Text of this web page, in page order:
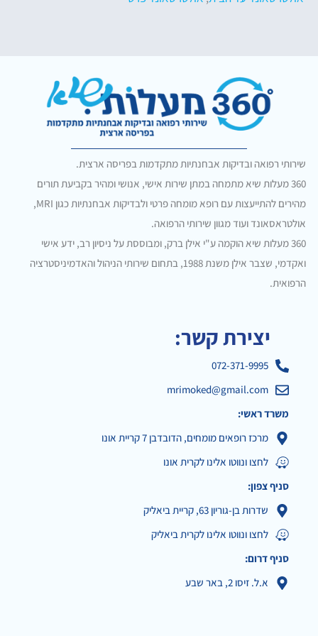
שירותי רפואה ובדיקות אבחנתיות מתקדמות בפריסה ארצית.
360 מעלות שיא מתמחה במתן שירות אישי, אנושי ומהיר בקביעת תורים
מהירים להתייעצות עם רופא מומחה פרטי ולבדיקות אבחנתיות כגון MRI,
אולטראסאונד ועוד מגוון שירותי הרפואה.
360 מעלות שיא הוקמה ע"י אילן ברק, ומבוססת על ניסיון רב, ידע אישי
ואקדמי, שצבר אילן משנת 1988, בתחום שירותי הניהול והאדמיניסטרציה
הרפואית.
יצירת קשר:
072-371-9995
mrimoked@gmail.com
משרד ראשי:
מרכז רופאים מומחים, הדובדבן 7 קריית אונו
לחצו ונווטו אלינו לקרית אונו
סניף צפון:
שדרות בן-גוריון 63, קריית ביאליק
לחצו ונווטו אלינו לקרית ביאליק
סניף דרום:
א.ל. זיסו 2, באר שבע